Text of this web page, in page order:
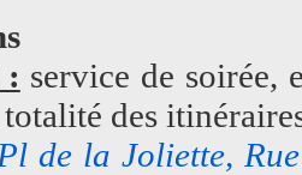
: service de soirée,
des
de la Joliette,